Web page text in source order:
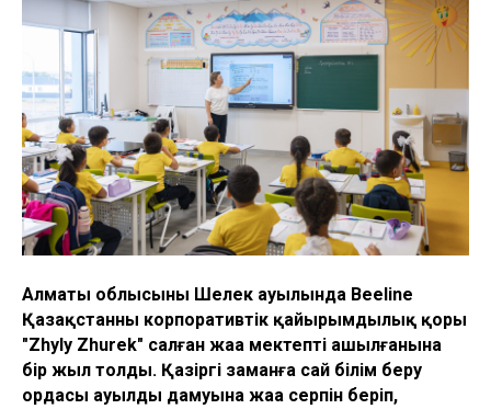
Алматы облысының Шелек ауылында Beeline
Қазақстанның корпоративтік қайырымдылық қоры
"Zhyly Zhurek" салған жаңа мектептің ашылғанына
бір жыл толды. Қазіргі заманға сай білім беру
ордасы ауылдың дамуына жаңа серпін беріп,